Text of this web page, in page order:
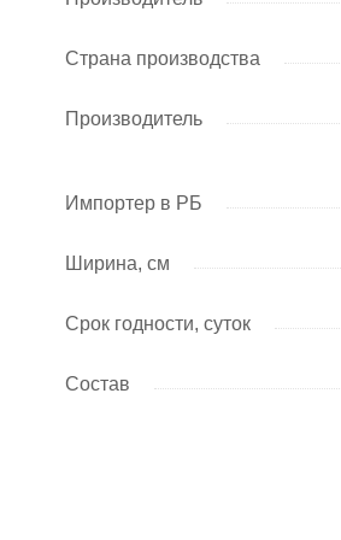
Страна производства
Производитель
Импортер в РБ
Ширина, см
Срок годности, суток
Состав